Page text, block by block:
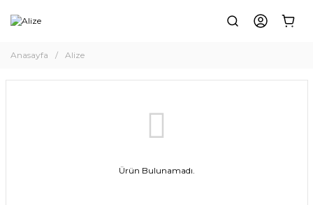
Anasayfa Alize
Ürün Bulunamadı.